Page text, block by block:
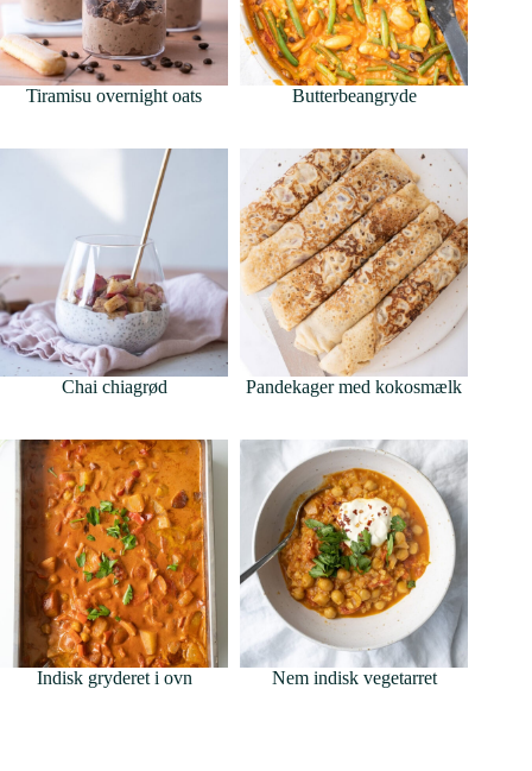
Tiramisu overnight oats Butterbeangryde
Chai chiagrød Pandekager med kokosmælk
Indisk gryderet i ovn Nem indisk vegetarret